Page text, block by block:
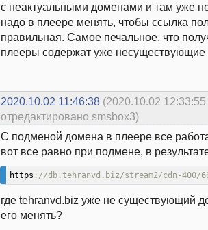
с неактуальными доменами и там уже
надо в плеере менять, чтобы ссылка
правильная. Самое печальное, что
плееры содержат уже
2020.10.02 11:46:38 (2020.10.02 12:33:55
отредактировано smsbox3)
С подменой домена в плеере все
вот все равно при подмене, в
https ://db.tehranvd.biz/stream2/cdn-400/
где tehranvd.biz уже не существующий
его менять?